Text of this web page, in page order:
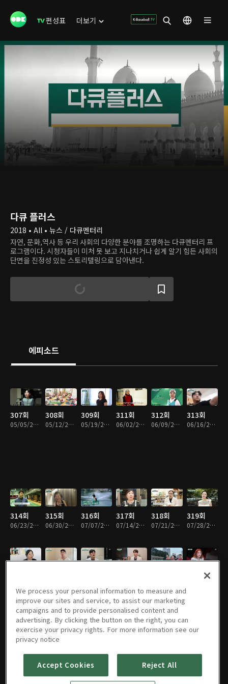
편성표 더보기
다큐 플러스
2018 • All • 뉴스 / 다큐멘터리
자연, 문화,역사 등 우리 사회의 다양한 분야를 조명하는 다큐멘터리 프
로그램이다. 시청자들이 미처 못 보고 지나치거나 쉽게 알기 힘든 사회의
단면을 진정성 있는 스토리텔링으로 담아낸다.
에피소드
307회
05/05/2024 • 46분
308회
05/12/2024 • 46분
309회
05/19/2024 • 46분
311회
06/02/2024 • 46분
312회
06/09/2024 • 46분
313회
06/16/2024 • 46분
314회
06/23/2024 • 45분
315회
06/30/2024 • 45분
316회
07/07/2024 • 46분
317회
07/14/2024 • 46분
318회
07/21/2024 • 45분
319회
07/28/2024 • 46분
325회
326회
09/22/2024 • 46분
327회 328회 329회 330회 331회
We process your personal information to measure and
improve our sites and service, to assist our marketing
campaigns and to provide personalised content and
advertising. By clicking the button on the right, you can
exercise your privacy rights. For more information see our
privacy notice
Accept Cookies Reject All